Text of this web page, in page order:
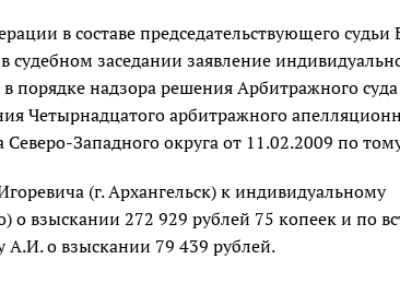
в составе председательствующего судьи
заседании заявление
порядке надзора решения Арбитражного
Четырнадцатого арбитражного
Западного округа от 11.02.2009 по
(г. Архангельск) к индивидуальному
взыскании 272 929 рублей 75 копеек и по
о взыскании 79 439 рублей.